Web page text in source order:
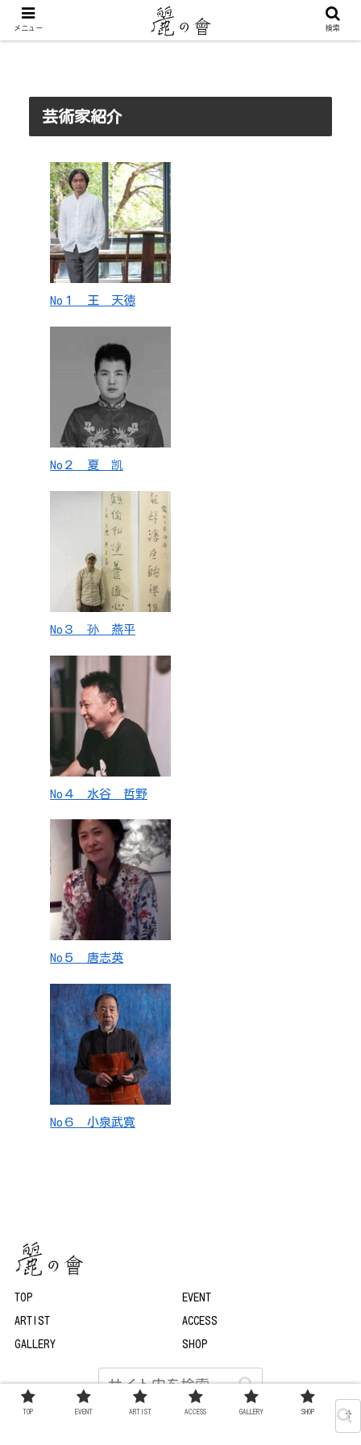
芸術家紹介
No１ 王 天徳
No２ 夏 凯
No３ 孙 燕平
No４ 水谷 哲野
No５ 唐志英
No６ 小泉武寛
TOP EVENT
ARTIST ACCESS
GALLERY SHOP
メニュー 検索
TOP EVENT ARTIST ACCESS GALLERY SHOP